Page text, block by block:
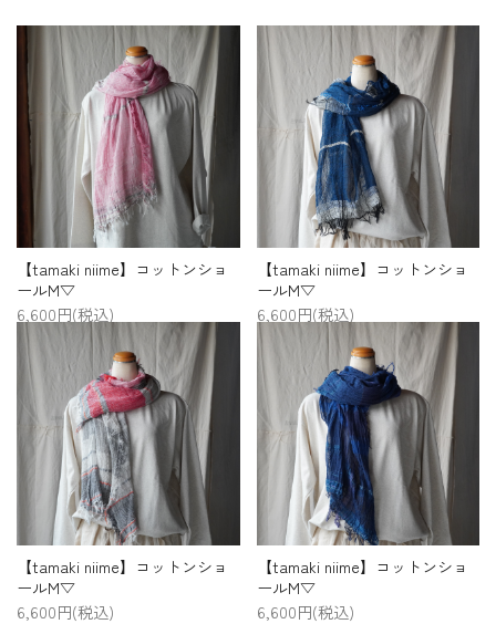
【tamaki niime】コットンショ
ールM▽
6,600円(税込)
【tamaki niime】コットンショ
ールM▽
6,600円(税込)
【tamaki niime】コットンショ
ールM▽
6,600円(税込)
【tamaki niime】コットンショ
ールM▽
6,600円(税込)